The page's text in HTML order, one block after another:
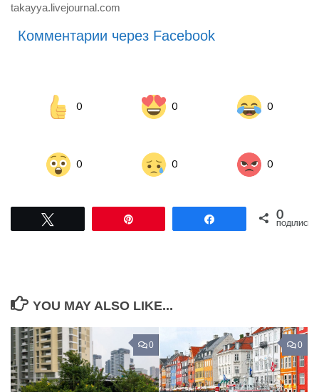
takayya.livejournal.com
Комментарии через Facebook
0 0 0
0 0 0
Поділитися0
ПОДІЛИСЬ
YOU MAY ALSO LIKE...
0 0